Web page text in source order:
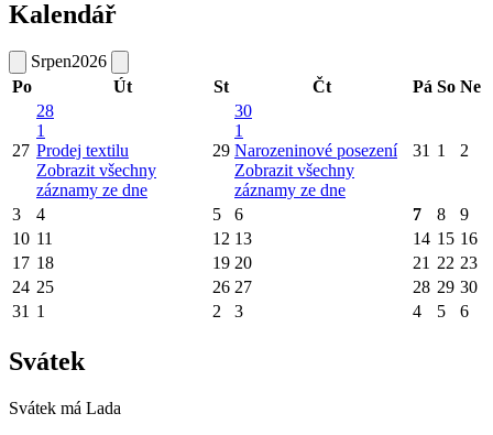
Kalendář
Srpen2026
Po
Út St Čt Pá So Ne
27
28
1
Prodej textilu
Zobrazit všechny
záznamy ze dne
29
30
1
Narozeninové posezení
Zobrazit všechny
záznamy ze dne
31 1 2
3 4 5 6 7 8
9
10 11 12 13 14 15 16
17 18 19 20 21 22 23
24 25 26 27 28 29 30
31 1 2 3 4 5 6
Svátek
Svátek má Lada